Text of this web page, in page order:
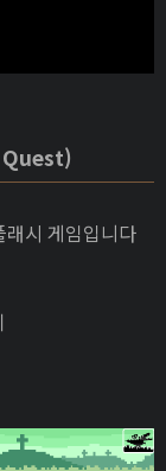
Quest)
래시 게임입니다